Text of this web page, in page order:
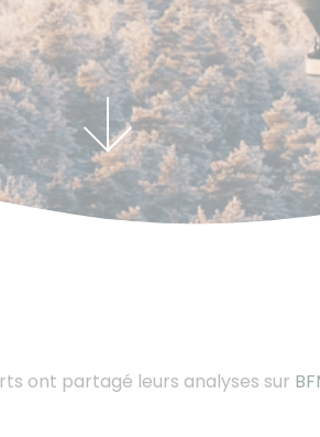
ont partagé leurs analyses sur